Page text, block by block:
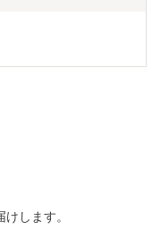
します。